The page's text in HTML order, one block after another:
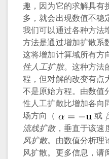
趣，因为它的求解具有
多，就会出现数值不稳
我们可以通过各种方法
方法是通过增加扩散系
这将增加计算域所有方
性人工扩散。这种方法
程，但对解的改变有点
不是原始方程。由数值
性人工扩散比增加各向
场方向（
或
流线扩散，垂直于该速
风扩散。由数值分析理
风扩散。更多信息，请